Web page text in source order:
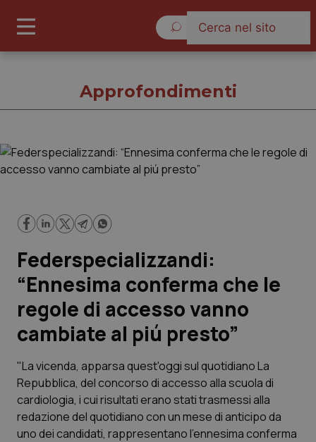
Governo e Parlamento
Regioni e Asl
Lavoro e Professioni
Studi e Analisi
Lettere al direttore
Approfondimenti
Federspecializzandi:
“Ennesima conferma che le
regole di accesso vanno
cambiate al piú presto”
"La vicenda, apparsa quest'oggi sul quotidianoLa
Repubblica, del concorso di accesso alla scuola di
cardiologia, i cui risultati erano stati trasmessi alla
redazione del quotidiano con un mese di anticipo da
uno dei candidati, rappresentano l'ennesima conferma